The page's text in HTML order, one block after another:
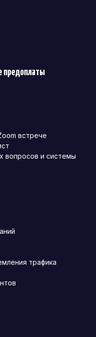
предоплаты
встрече
вопросов и системы
трафика